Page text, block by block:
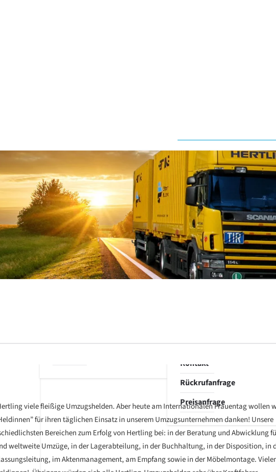
Mitarbeiterumzug
Büroumzug
Umzugsplanung und
Umzugsmanagement
Lagerung
Aktenlagerung
Leitbild
Verbände
und
Partner
Qualitätsverpflichtung
Umweltbewusstsein
Corporate
Aktuelles
Kontakt
Rückrufanfrage
Preisanfrage
viele fleißige Umzugshelden. Aber heute am Internationalen Frauentag wollen
für ihren täglichen Einsatz in unserem Umzugsunternehmen danken! Unsere
Bereichen zum Erfolg von Hertling bei: in der Beratung und Abwicklung
weltweite Umzüge, in der Lagerabteilung, in der Buchhaltung, in der Disposition, in
im Aktenmanagement, am Empfang sowie in der Möbelmontage.